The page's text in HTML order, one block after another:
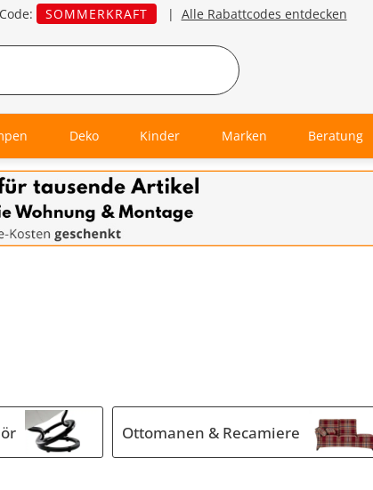
SOMMERKRAFT | Alle Rabattcodes entdecken
Deko Kinder Marken Beratung
Ottomanen & Recamiere